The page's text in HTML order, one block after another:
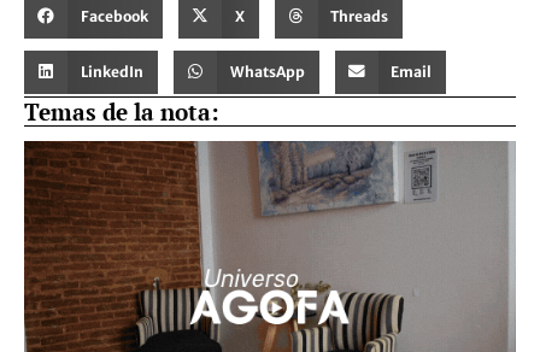
Facebook X Threads
LinkedIn WhatsApp Email
Temas de la nota: